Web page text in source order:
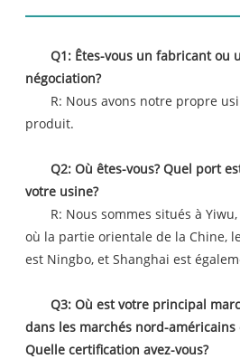
Q1: Êtes-vous un fabricant ou
négociation?
R: Nous avons notre propre
produit.
Q2: Où êtes-vous? Quel port
votre usine?
R: Nous sommes situés à
où la partie orientale de la Chine,
est Ningbo, et Shanghai est
Q3: Où est votre principal
dans les marchés nord-américains
Quelle certification avez-vous?